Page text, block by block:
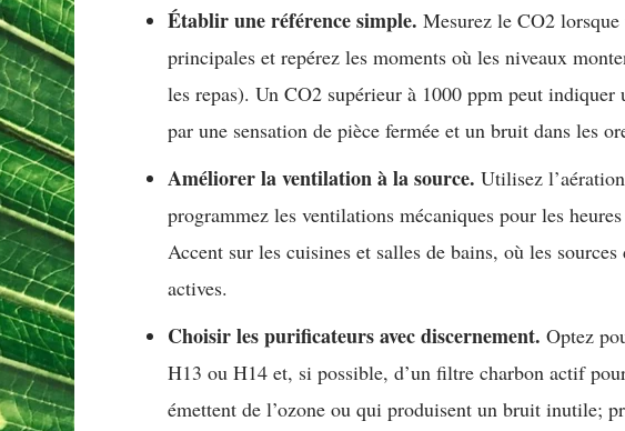
Établir une référence simple. Mesurez le CO2 lorsque
principales et repérez les moments où les niveaux
les repas). Un CO2 supérieur à 1000 ppm peut
par une sensation de pièce fermée et un bruit dans les
Améliorer la ventilation à la source. Utilisez
programmez les ventilations mécaniques pour les
Accent sur les cuisines et salles de bains, où les
actives.
Choisir les purificateurs avec discernement. Optez
H13 ou H14 et, si possible, d’un filtre charbon actif
émettent de l’ozone ou qui produisent un bruit inutile;